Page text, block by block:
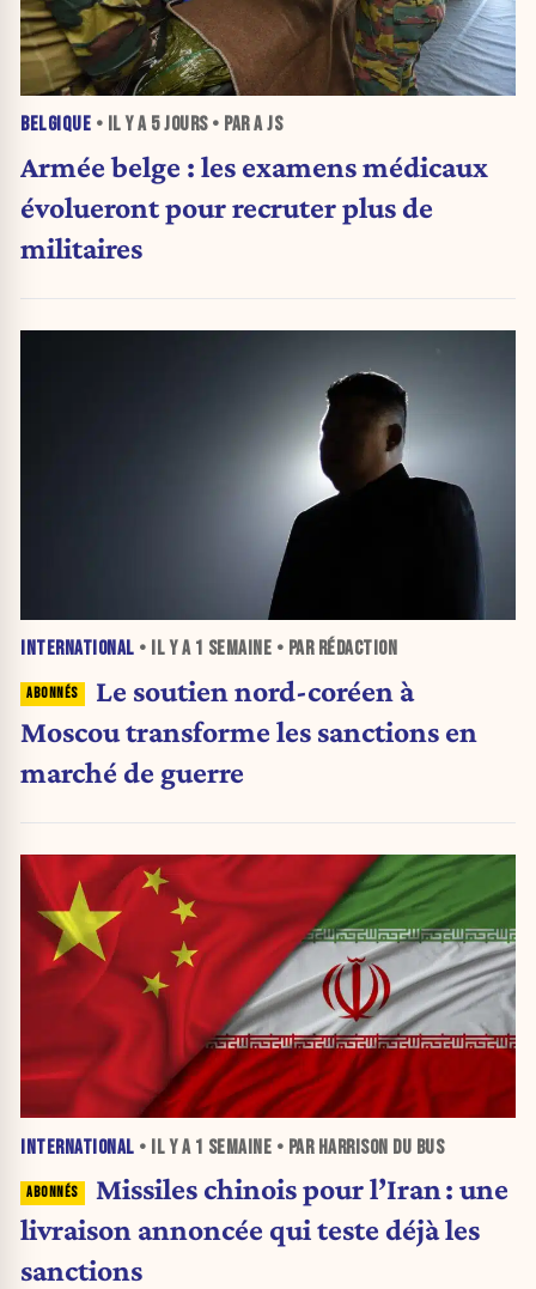
BELGIQUE • IL Y A 5 JOURS• PAR A JS
Armée belge : les examens médicaux
évolueront pour recruter plus de
militaires
INTERNATIONAL • IL Y A 1 SEMAINE • PAR RÉDACTION
Le soutien nord-coréen à
Moscou transforme les sanctions en
marché de guerre
INTERNATIONAL • IL Y A 1 SEMAINE • PAR HARRISON DU BUS
Missiles chinois pour l’Iran : une
livraison annoncée qui teste déjà les
sanctions